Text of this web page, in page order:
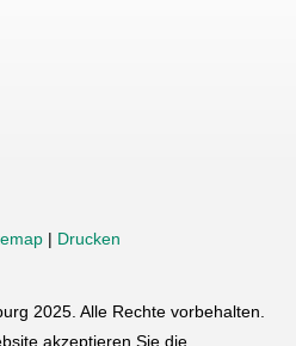
2025. Alle Rechte vorbehalten.
akzeptieren Sie die
| Drucken